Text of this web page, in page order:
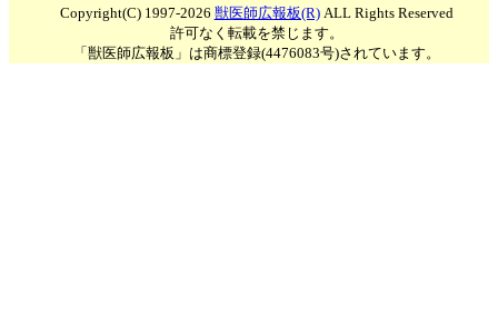
Copyright(C) 1997-2026 獣医師広報板(R)ALL Rights Reserved
許可なく転載を禁じます。
「獣医師広報板」は商標登録(4476083号)されています。